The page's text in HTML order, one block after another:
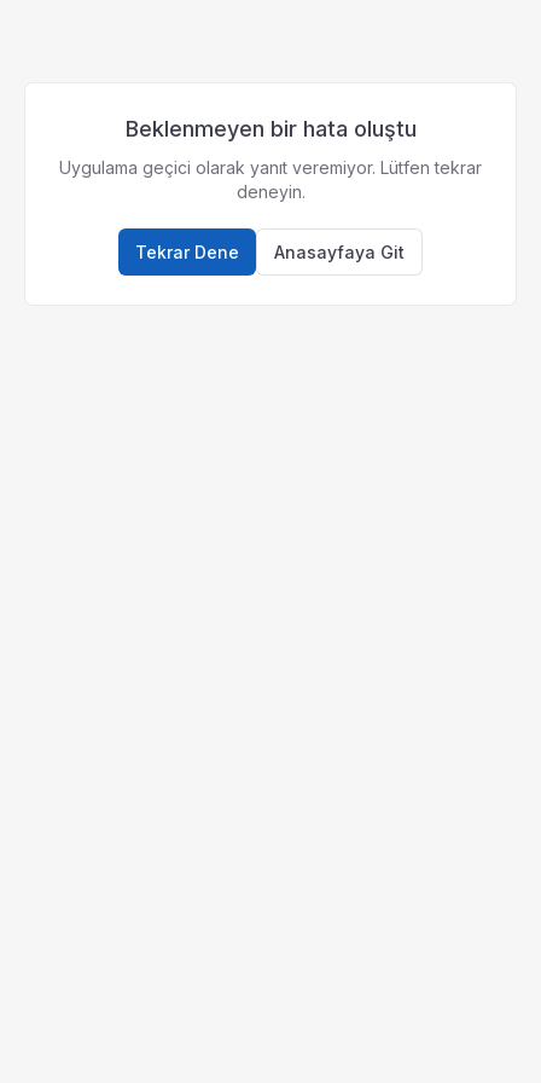
Beklenmeyen bir hata oluştu
Uygulama geçici olarak yanıt veremiyor. Lütfen tekrar
deneyin.
Tekrar Dene Anasayfaya Git